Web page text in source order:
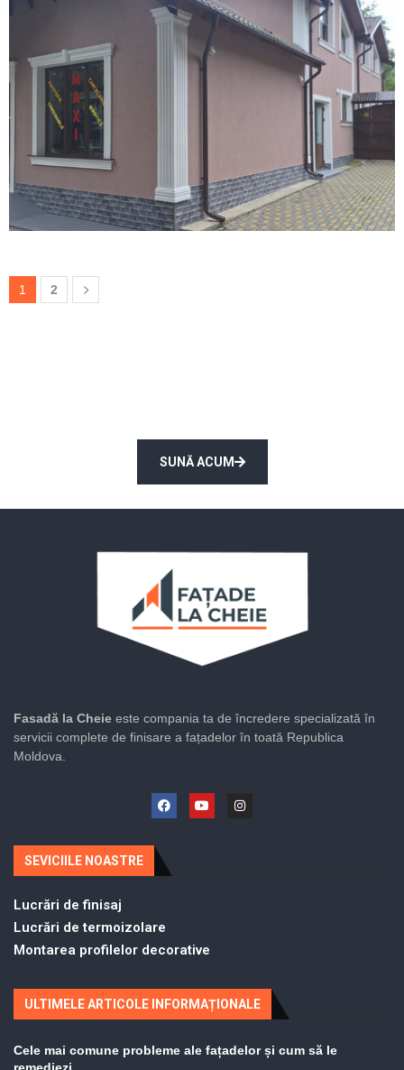
1 2
SUNĂ ACUM
Fasadă la Cheie este compania ta de încredere specializată în
servicii complete de finisare a fațadelor în toată Republica
Moldova.
SEVICIILE NOASTRE
Lucrări de finisaj
Lucrări de termoizolare
Montarea profilelor decorative
ULTIMELE ARTICOLE INFORMAȚIONALE
Cele mai comune probleme ale fațadelor și cum să le